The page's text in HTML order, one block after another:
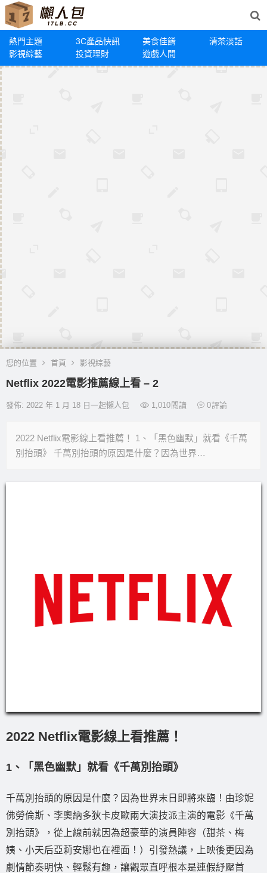
熱門主題 3C產品快訊 美食佳餚
清茶淡話
影視綜藝
投資理財 遊戲人間
您的位置 首頁 影視綜藝
Netflix 2022電影推薦線上看 – 2
發佈: 2022 年 1 月 18 日一起懶人包 1,010 閱讀 0評論
2022 Netflix電影線上看推薦！ 1、「黑色幽默」就看《千萬
別抬頭》 千萬別抬頭的原因是什麼？因為世界…
2022 Netflix電影線上看推薦！
1、「黑色幽默」就看《千萬別抬頭》
千萬別抬頭的原因是什麼？因為世界末日即將來臨！由珍妮
佛勞倫斯、李奧納多狄卡皮歐兩大演技派主演的電影《千萬
別抬頭》，從上線前就因為超豪華的演員陣容（甜茶、梅
姨、小天后亞莉安娜也在裡面！）引發熱議，上映後更因為
劇情節奏明快、輕鬆有趣，讓觀眾直呼根本是連假紓壓首